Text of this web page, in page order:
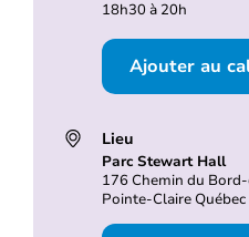
18h30 à 20h
Ajouter au
Lieu
Parc Stewart Hall
176 Chemin du
Pointe-Claire Québec